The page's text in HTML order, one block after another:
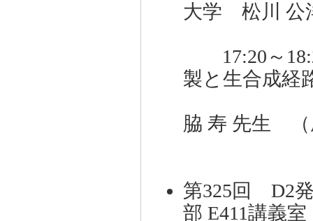
大学 松川 公
17:20～
製と生合成経
脇 寿 先生 （
第325回 D2
部 E411講義